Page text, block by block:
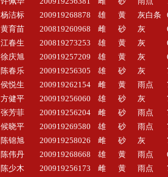
杨洁标 200919268878 雄 黄 灰白条
黄育苗 200819260968 雌 砂 灰
江春生 200819273253 雄 黄 灰
徐庆旭 200919257209 雄 黄 灰
陈春乐 200919256305 雄 砂 灰
侯悦生 200919262154 雌 黄 雨点
方健平 200919256060 雄 砂 灰
张芳菲 200919256204 雌 砂 雨点
候晓平 200919269580 雄 砂 雨点
陈锦旭 200919258026 雌 砂 灰
陈伟丹 200919268668 雄 黄 雨点
陈少木 200919256173 雌 黄 雨点